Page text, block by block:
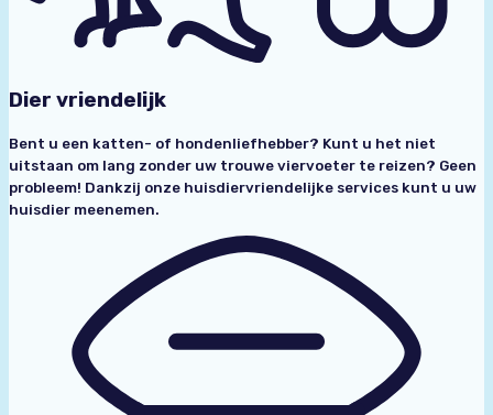
Dier vriendelijk
Bent u een katten- of hondenliefhebber? Kunt u het niet
uitstaan ​​om lang zonder uw trouwe viervoeter te reizen? Geen
probleem! Dankzij onze huisdiervriendelijke services kunt u uw
huisdier meenemen.